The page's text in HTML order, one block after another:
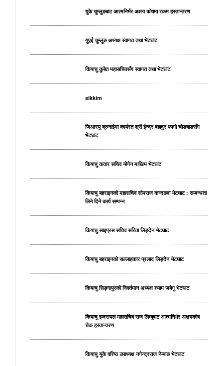
युके चुम्लुङबाट आत्मनिर्भर अक्षय कोषमा रकम हस्तान्तरण
युएई चुम्लुङ अध्यक्ष स्वागत तथा भेटघाट
कियाचु कुबेत महासचिवसँग स्वागत तथा भेटघाट
sikkim
जिआरयु ब्रुनाईमा कार्यरत श्री ईन्द्र बहादुर फागो चोङबाङसँग
भेटघाट
कियाचु कतार सचिव योगेन माखिम भेटघाट
कियाचु बहराइनको महासचिव सोमराज कन्दङवा भेटघाट : सम्बन्धता
लिने दिने कार्य सम्पन्न
कियाचु साइप्रस सचिव सरिता लिङ्देन भेटघाट
कियाचु बहराइनको सल्लाहकार प्रलाद लिङ्देन भेटघाट
कियाचु सिङ्गापुरको निवर्तमान अध्यक्ष श्याम जबेगु भेटघाट
कियाचु इजरायल महासचिव राज लिम्बूबाट आत्मनिर्भर अक्षयकोष
चेक हस्तान्तरण
कियाचु युके वरिष्ठ उपाध्यक्ष नगेन्द्रराज नेम्बाङ भेटघाट